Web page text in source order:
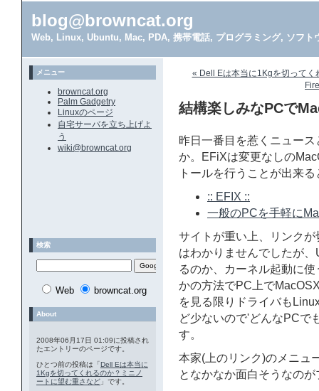
blog@browncat.org
Web, Linux, Ubuntu, Mac, PDA, 携帯電話, プログラミング, ソフト
« Dell Eは本当に1Kgを切ってく
結構楽しみなPCで
昨日一番目を惹くニュー
か。EFiXは変更なしの
トールを行うことが出来
:: EFIX ::
一般のPCを手軽に
サイトが重い上、リンク
はわかりませんでしたが
るのか、カーネル起動に
かの方法でPC上で
を見る限りドライバも
ど少ないので'どんなPCで
す。
本家(上のリンク)のメニュ
となかなか面白そうなの
メニュー
browncat.org
Palm Gadgetry
Linuxのページ
自宅サーバを立ち上げよ
う
wiki@browncat.org
検索
Web browncat.org
About
2008年06月17日 01:09に投稿され
たエントリーのページです。
ひとつ前の投稿は「Dell Eは本当に
1Kgを切ってくれるのか？ミニノ
ートに望む重さなど 」です。